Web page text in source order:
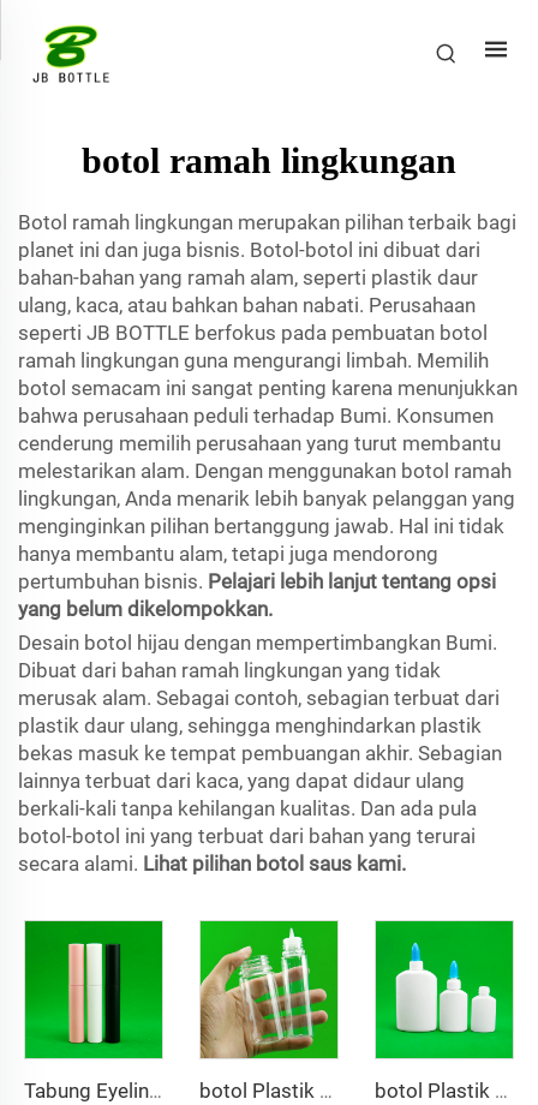
botol ramah lingkungan
Botol ramah lingkungan merupakan pilihan terbaik bagi
planet ini dan juga bisnis. Botol-botol ini dibuat dari
bahan-bahan yang ramah alam, seperti plastik daur
ulang, kaca, atau bahkan bahan nabati. Perusahaan
seperti JB BOTTLE berfokus pada pembuatan botol
ramah lingkungan guna mengurangi limbah. Memilih
botol semacam ini sangat penting karena menunjukkan
bahwa perusahaan peduli terhadap Bumi. Konsumen
cenderung memilih perusahaan yang turut membantu
melestarikan alam. Dengan menggunakan botol ramah
lingkungan, Anda menarik lebih banyak pelanggan yang
menginginkan pilihan bertanggung jawab. Hal ini tidak
hanya membantu alam, tetapi juga mendorong
pertumbuhan bisnis. Pelajari lebih lanjut tentang opsi
yang belum dikelompokkan.
Desain botol hijau dengan mempertimbangkan Bumi.
Dibuat dari bahan ramah lingkungan yang tidak
merusak alam. Sebagai contoh, sebagian terbuat dari
plastik daur ulang, sehingga menghindarkan plastik
bekas masuk ke tempat pembuangan akhir. Sebagian
lainnya terbuat dari kaca, yang dapat didaur ulang
berkali-kali tanpa kehilangan kualitas. Dan ada pula
botol-botol ini yang terbuat dari bahan yang terurai
secara alami. Lihat pilihan botol saus kami.
Tabung Eyeliner Kosong Wadah Isi Ulang Warna-warni Grosir Tabung Plastik PP Kemasan Kotak Sablon Layar Kosmetik botol Plastik Dropper Kosong 30ml hingga 70ml V3 Cairan dengan Tutup Pengaman untuk Penggunaan Kemasan dan Kosmetik Cetak Logo dan Segel botol Plastik Putih PP dan PE 30ml 40ml 120ml 250ml